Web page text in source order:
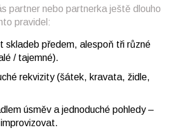
partner nebo partnerka ještě dlouho
pravidel:
skladeb předem, alespoň tři různé
/ tajemné).
rekvizity (šátek, kravata, židle,
úsměv a jednoduché pohledy –